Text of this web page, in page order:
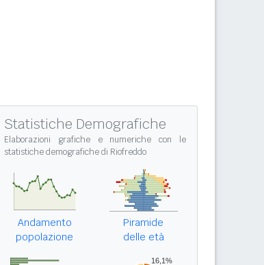
Statistiche Demografiche
Elaborazioni grafiche e numeriche con le
statistiche demografiche di Riofreddo
Andamento
popolazione
Piramide
delle età